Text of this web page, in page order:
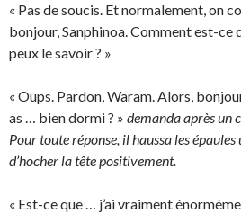
« Pas de soucis. Et normalement, on
bonjour, Sanphinoa. Comment est-ce
peux le savoir ? »
« Oups. Pardon, Waram. Alors,
as … bien dormi ? » demanda après un
Pour toute réponse, il haussa les
d’hocher la tête positivement.
« Est-ce que … j’ai vraiment